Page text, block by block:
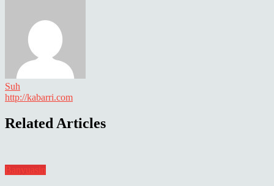
Suh
http://kabarri.com
Related Articles
Banyuasin